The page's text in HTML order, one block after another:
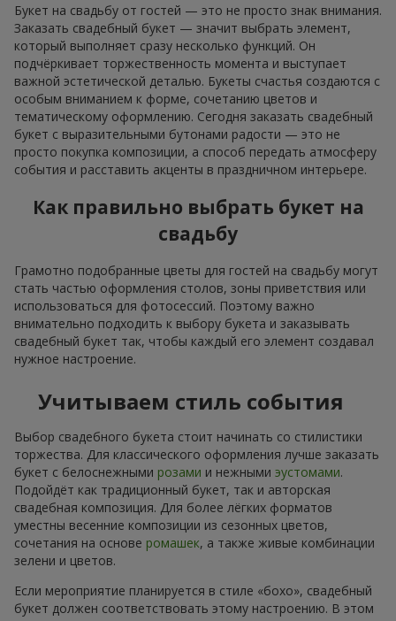
Букет на свадьбу от гостей — это не просто знак внимания.
Заказать свадебный букет — значит выбрать элемент,
который выполняет сразу несколько функций. Он
подчёркивает торжественность момента и выступает
важной эстетической деталью. Букеты счастья создаются с
особым вниманием к форме, сочетанию цветов и
тематическому оформлению. Сегодня заказать свадебный
букет с выразительными бутонами радости — это не
просто покупка композиции, а способ передать атмосферу
события и расставить акценты в праздничном интерьере.
Как правильно выбрать букет на
свадьбу
Грамотно подобранные цветы для гостей на свадьбу могут
стать частью оформления столов, зоны приветствия или
использоваться для фотосессий. Поэтому важно
внимательно подходить к выбору букета и заказывать
свадебный букет так, чтобы каждый его элемент создавал
нужное настроение.
Учитываем стиль события
Выбор свадебного букета стоит начинать со стилистики
торжества. Для классического оформления лучше заказать
букет с белоснежными розами и нежными эустомами.
Подойдёт как традиционный букет, так и авторская
свадебная композиция. Для более лёгких форматов
уместны весенние композиции из сезонных цветов,
сочетания на основе ромашек, а также живые комбинации
зелени и цветов.
Если мероприятие планируется в стиле «бохо», свадебный
букет должен соответствовать этому настроению. В этом